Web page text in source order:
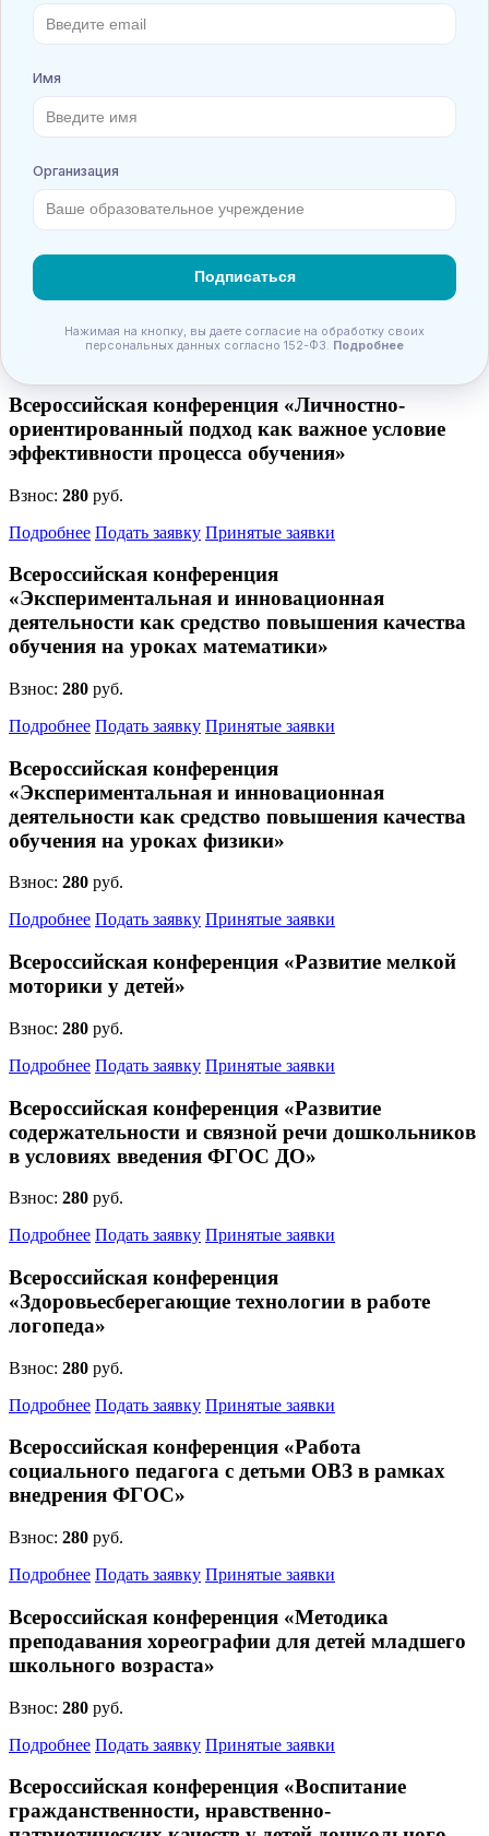
Подробнее Подать заявку
в начальной школе»
280
Подробнее Подать заявку
Всероссийская конференция «Использование
технологий на уроках русского языка и
280руб.
Всероссийская конференция «Личностно-
ориентированный подход как важное условие
эффективности процесса обучения»
Взнос: 280 руб.
Подробнее Подать заявку Принятые заявки
Всероссийская конференция
«Экспериментальная и инновационная
деятельности как средство повышения качества
обучения на уроках математики»
Взнос: 280 руб.
Подробнее Подать заявку Принятые заявки
Всероссийская конференция
«Экспериментальная и инновационная
деятельности как средство повышения качества
обучения на уроках физики»
Взнос: 280 руб.
Подробнее Подать заявку Принятые заявки
Всероссийская конференция «Развитие мелкой
моторики у детей»
Взнос: 280 руб.
Подробнее Подать заявку Принятые заявки
Всероссийская конференция «Развитие
содержательности и связной речи дошкольников
в условиях введения ФГОС ДО»
Взнос: 280 руб.
Подробнее Подать заявку Принятые заявки
Всероссийская конференция
«Здоровьесберегающие технологии в работе
логопеда»
Взнос: 280 руб.
Подробнее Подать заявку Принятые заявки
Всероссийская конференция «Работа
социального педагога с детьми ОВЗ в рамках
внедрения ФГОС»
Взнос: 280 руб.
Подробнее Подать заявку Принятые заявки
Всероссийская конференция «Методика
преподавания хореографии для детей младшего
школьного возраста»
Взнос: 280 руб.
Подробнее Подать заявку Принятые заявки
Всероссийская конференция «Воспитание
гражданственности, нравственно-
Подпишитесь на анонсы сегодня и узнавайте
Email
Подписаться
персональных данных согласно 152-ФЗ.